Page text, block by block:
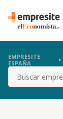
EMPRESITE
ESPAÑA
Buscar